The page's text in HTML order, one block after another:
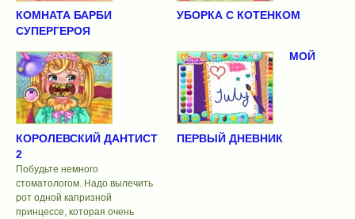
КОМНАТА БАРБИ
СУПЕРГЕРОЯ
УБОРКА С КОТЕНКОМ
КОРОЛЕВСКИЙ ДАНТИСТ
2
Побудьте немного
стоматологом. Надо вылечить
рот одной капризной
принцессе, которая очень
МОЙ
ПЕРВЫЙ ДНЕВНИК